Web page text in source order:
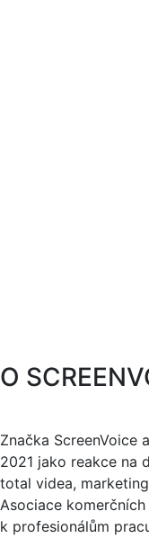
O
Značka ScreenVoice
2021 jako reakce na
total videa,
Asociace
k profesionálům